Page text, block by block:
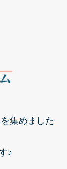
集めました
♪